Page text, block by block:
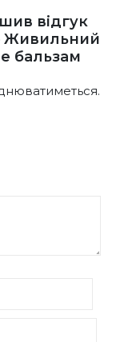
відгук
Живильний
бальзам